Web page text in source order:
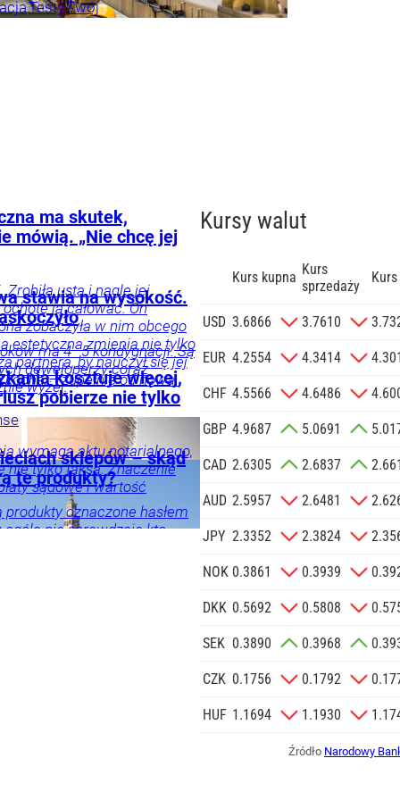
TestyTwój
na
na podany
o.o. w imieniu
zlecenie jej
SIĘ
ma skutek,
mówią. „Nie chcę jej
Zrobiła usta i nagle jej
ją całować. On
zobaczyła w nim obcego
estetyczna zmienia nie tylko
partnera, by nauczył się jej
– zupełnie od nowa.
stawia na wysokość.
ma 4–5 kondygnacji. Są
deweloperzy coraz
wyżej.kosztuje więcej,
pobierze nie tylko
wymaga aktu notarialnego,
nie tylko taksa. Znaczenie
sądowe i wartość
sklepów – skąd
te produkty?
oznaczone hasłem
ogóle nie sprawdzają kto
Kursy walut
Kurs kupna Kurs
sprzedaży
USD 3.6866 3.7610
EUR 4.2554 4.3414
CHF 4.5566 4.6486
GBP 4.9687 5.0691
CAD 2.6305 2.6837
AUD 2.5957 2.6481
JPY 2.3352 2.3824
NOK 0.3861 0.3939
DKK 0.5692 0.5808
SEK 0.3890 0.3968
CZK 0.1756 0.1792
HUF 1.1694 1.1930
Źródło Narodowy